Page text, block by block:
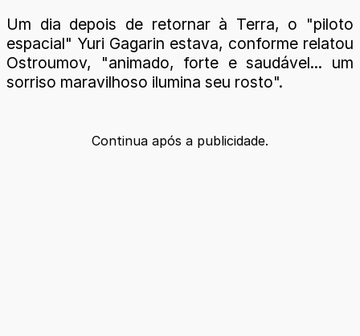
Um dia depois de retornar à Terra, o "piloto
espacial" Yuri Gagarin estava, conforme relatou
Ostroumov, "animado, forte e saudável... um
sorriso maravilhoso ilumina seu rosto".
Continua após a publicidade.